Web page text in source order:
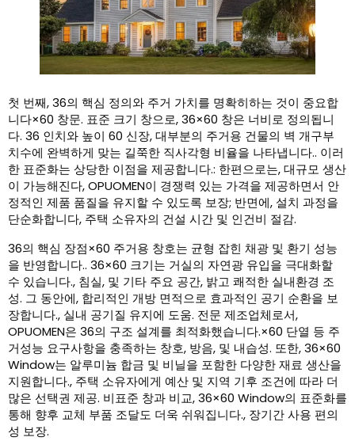
첫 번째, 36의 핵심 정의와 주거 가치를 명확히하는 것이 중요합
니다×60 창문. 표준 크기 창으로, 36×60 창은 너비로 정의됩니
다. 36 인치와 높이 60 신장, 대부분의 주거용 건물의 벽 개구부
치수에 완벽하게 맞는 길쭉한 직사각형 비율을 나타냅니다.. 이러
한 표준화는 상당한 이점을 제공합니다.: 한편으로는, 대규모 생산
이 가능해진다, OPUOMEN이 경쟁력 있는 가격을 제공하면서 안
정적인 제품 품질을 유지할 수 있도록 보장; 반면에, 설치 과정을
단순화합니다, 주택 소유자의 건설 시간 및 인건비 절감.
36의 핵심 장점×60 주거용 창호는 균형 잡힌 채광 및 환기 성능
을 반영합니다.. 36×60 크기는 거실의 자연광 유입을 극대화할
수 있습니다., 침실, 및 기타 주요 공간, 밝고 쾌적한 실내환경 조
성. 그 동안에, 합리적인 개방 면적으로 효과적인 공기 순환을 보
장합니다., 실내 공기질 유지에 도움. 전문 제조업체로서,
OPUOMEN은 36의 구조 설계를 최적화했습니다.×60 단열 등 주
거성능 요구사항을 충족하는 창호, 방음, 및 내습성. 또한, 36×60
Window는 알루미늄 합금 및 비닐을 포함한 다양한 재료 생산을
지원합니다., 주택 소유자에게 예산 및 지역 기후 조건에 따라 더
많은 선택권 제공. 비표준 창과 비교, 36×60 Window의 표준화를
통해 향후 교체 부품 조달도 더욱 쉬워집니다., 장기간 사용 편의
성 보장.